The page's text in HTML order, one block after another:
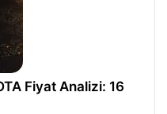
Fiyat Analizi: 16